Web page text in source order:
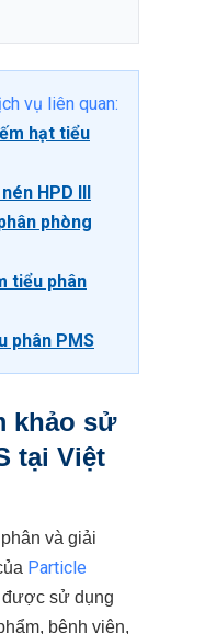
vụ liên quan:
hạt tiểu
HPD III
phòng
tiểu phân
phân PMS
khảo sử
tại Việt
và giải
Particle
được sử dụng
bệnh viện,